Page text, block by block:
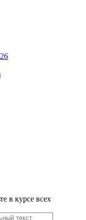
в курсе всех